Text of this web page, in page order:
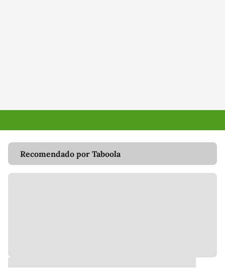
Recomendado por Taboola